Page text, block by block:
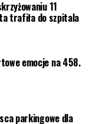
11
trafiła do szpitala
emocje na 458.
parkingowe dla